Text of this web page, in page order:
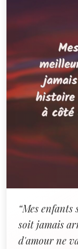
“Mes
soit jamais
d'amour ne